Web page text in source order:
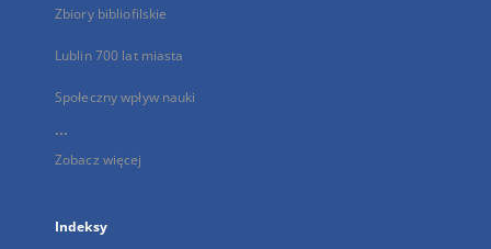
Zbiory bibliofilskie
Lublin 700 lat miasta
Społeczny wpływ nauki
...
Zobacz więcej
Indeksy